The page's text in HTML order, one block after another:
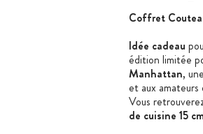
Coffret
Idée cadeau
édition limitée
Manhattan,
et aux amateurs
Vous
de cuisine 15